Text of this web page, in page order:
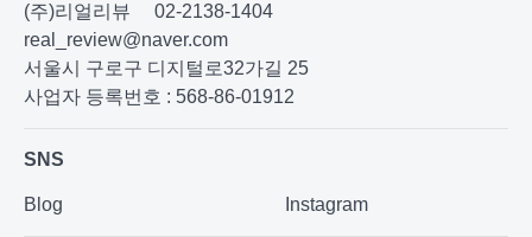
(주)리얼리뷰
02-2138-1404
real_review@naver.com
서울시 구로구 디지털로32가길 25
사업자 등록번호 : 568-86-01912
SNS
Blog Instagram